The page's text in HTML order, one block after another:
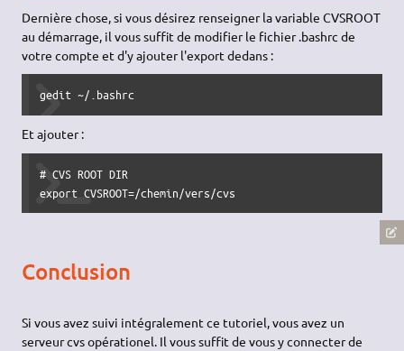
Dernière chose, si vous désirez renseigner la variable CVSROOT
au démarrage, il vous suffit de modifier le fichier .bashrc de
votre compte et d'y ajouter l'export dedans :
gedit ~/.bashrc
Et ajouter :
# CVS ROOT DIR
export CVSROOT=/chemin/vers/cvs
Conclusion
Si vous avez suivi intégralement ce tutoriel, vous avez un
serveur cvs opérationel. Il vous suffit de vous y connecter de